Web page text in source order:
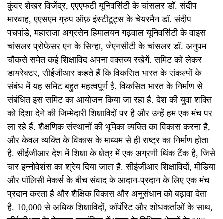
कुंवर शेखर विजेंद्र, एएएफटी यूनिवर्सिटी के चांसलर डॉ. संदीप
मारवाह, एएसएम ग्रुप ऑफ़ इंस्टीटूट्स के चेयरमैन डॉ. संदीप
पचपांडे, महाराजा अग्रसेन हिमालयन गढ़वाल यूनिवर्सिटी के वाइस
चांसलर प्रोफेसर एन के सिन्हा, जेएनसीटी के चांसलर डॉ. अनुपम
चौकसे समेत कई शिक्षाविद अपना वक्तव्य रखेगें. समिट को लेकर
डायरेक्टर, सीईजीआर कहते हैं कि विकसित भारत के संकल्पों के
संबंध में यह समिट बहुत महत्वपूर्ण है. विकसित भारत के निर्माण से
संबंधित इस समिट का आयोजन किया जा रहा है. देश की युवा शक्ति
को दिशा देने की जिम्मेदारी शिक्षाविदों पर है और उन्हें हम एक मंच पर
ला रहे हैं. शैक्षणिक संस्थानों की भूमिका व्यक्ति का विकास करना है,
और केवल व्यक्ति के विकास के माध्यम से ही राष्ट्र का निर्माण होता
है. सीईजीआर देश में शिक्षा के क्षेत्र में एक अग्रणी थिंक टैंक है, जिसे
चार इन्नोवेशंस का श्रेय दिया जाता है. सीईजीआर शिक्षाविदों, मीडिया
और पॉलिसी मेकर्स के बीच संवाद के आदान-प्रदान के लिए एक मंच
प्रदान करता है और शैक्षिक विकास और अनुसंधान को बढ़ावा देता
है. 10,000 से अधिक शिक्षाविदों, कॉर्पोरेट और शोधकर्ताओं के साथ,